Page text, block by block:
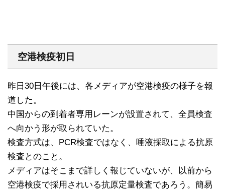
空港検疫初日
昨日30日午後には、各メディアが空港検疫の様子を報
道した。
中国からの到着者専用レーンが設置されて、全員検査
へ向かう形が取られていた。
検査方式は、PCR検査ではなく、唾液採取による抗原
検査とのこと。
メディアはそこまで詳しく報じていないが、以前から
空港検疫で採用されいる抗原定量検査であろう。簡易